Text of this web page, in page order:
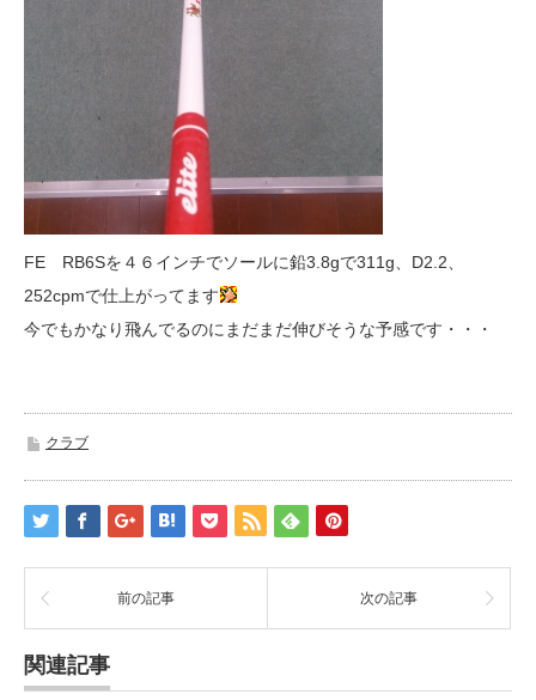
FE RB6Sを４６インチでソールに鉛3.8gで311g、D2.2、
252cpmで仕上がってます
今でもかなり飛んでるのにまだまだ伸びそうな予感です・・・
クラブ
前の記事 次の記事
関連記事